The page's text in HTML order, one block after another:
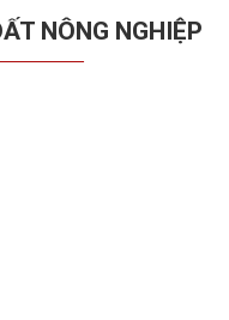
NÔNG NGHIỆP